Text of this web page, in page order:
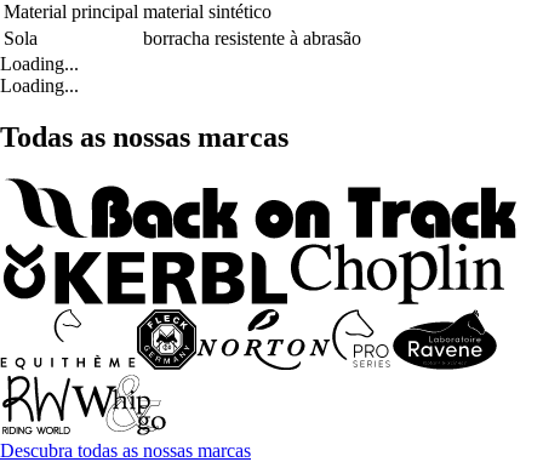
Material principal material sintético
Sola
borracha resistente à abrasão
Loading...
Loading...
Todas as nossas marcas
Descubra todas as nossas marcas